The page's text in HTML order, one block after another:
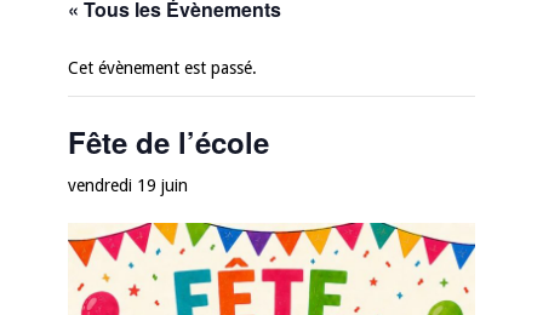
« Tous les Évènements
Cet évènement est passé.
Fête de l’école
vendredi 19 juin